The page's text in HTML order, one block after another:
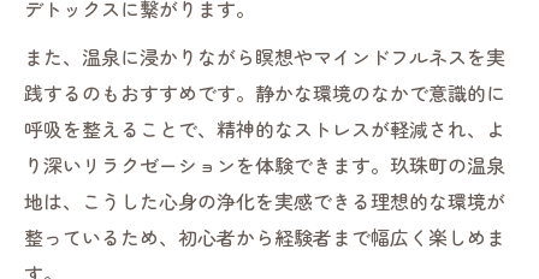
デトックスに繋がります。
また、温泉に浸かりながら瞑想やマインドフルネスを実
践するのもおすすめです。静かな環境のなかで意識的に
呼吸を整えることで、精神的なストレスが軽減され、よ
り深いリラクゼーションを体験できます。玖珠町の温泉
地は、こうした心身の浄化を実感できる理想的な環境が
整っているため、初心者から経験者まで幅広く楽しめま
す。